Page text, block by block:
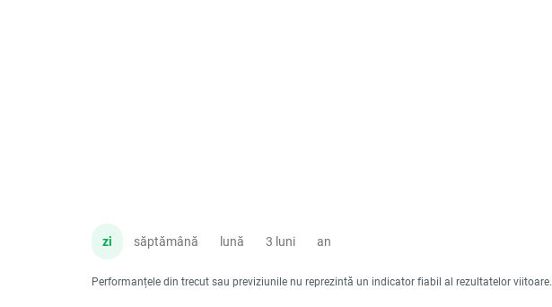
zi săptămână lună 3 luni an
Performanțele din trecut sau previziunile nu reprezintă un indicator fiabil al rezultatelor viitoare.